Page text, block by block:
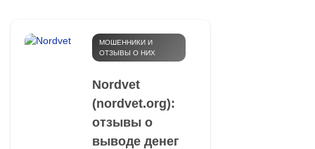
МОШЕННИКИ И
ОТЗЫВЫ О НИХ
Nordvet
(nordvet.org):
отзывы о
выводе денег